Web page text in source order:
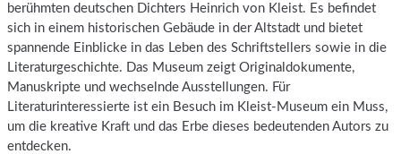
berühmten deutschen Dichters Heinrich von Kleist. Es befindet
sich in einem historischen Gebäude in der Altstadt und bietet
spannende Einblicke in das Leben des Schriftstellers sowie in die
Literaturgeschichte. Das Museum zeigt Originaldokumente,
Manuskripte und wechselnde Ausstellungen. Für
Literaturinteressierte ist ein Besuch im Kleist-Museum ein Muss,
um die kreative Kraft und das Erbe dieses bedeutenden Autors zu
entdecken.